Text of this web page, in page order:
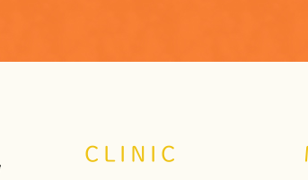
CLINIC